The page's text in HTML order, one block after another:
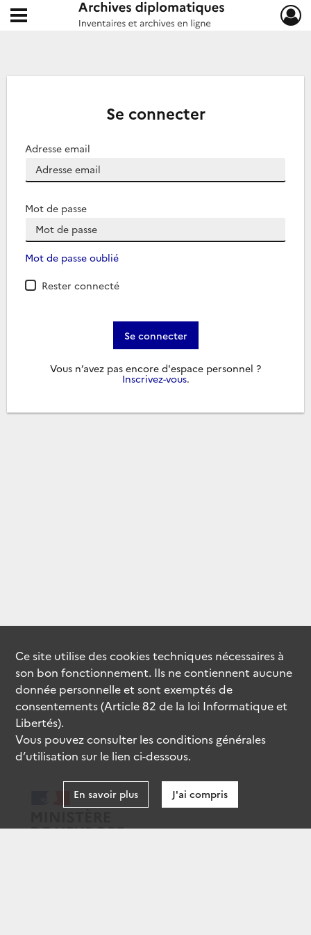
Archives diplomatiques
Ouvrir le menu déroulant
Se connecter
Adresse email
Mot de passe
Mot de passe oublié
Rester connecté
Se connecter
Vous n’avez pas encore d'espace personnel ?
Inscrivez-vous.
Ce site utilise descookiestechniques nécessaires à
son bon fonctionnement. Ils ne contiennent aucune
donnée personnelle et sont exemptés de
consentements (Article 82 de la loi Informatique et
Libertés).
Vous pouvez consulter les conditions générales
d’utilisation sur le lien ci-dessous.
En savoir plus J'ai compris